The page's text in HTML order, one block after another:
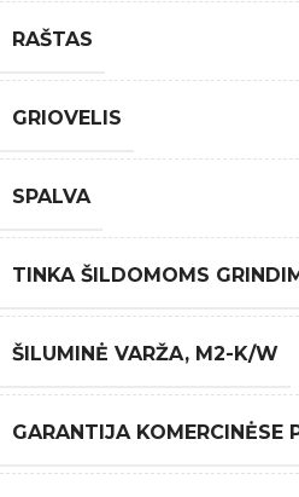
RAŠTAS
GRIOVELIS
SPALVA
TINKA ŠILDOMOMS
ŠILUMINĖ VARŽA, M2-K/W
GARANTIJA KOMERCINĖSE